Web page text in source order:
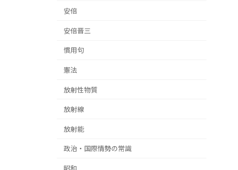
安倍
安倍晋三
慣用句
憲法
放射性物質
放射線
放射能
政治・国際情勢の常識
昭和